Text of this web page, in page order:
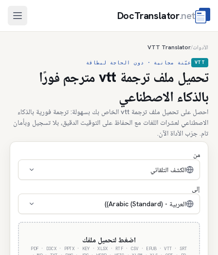
DocTranslator.net فتح
الأدوات/
VTT Translator
VTT عيّنة مجانية · دون الحاجة لبطاقة
تحميل ملف ترجمة vtt مترجم فورًا
بالذكاء الاصطناعي
احصل على تحميل ملف ترجمة vtt الخاص بك بسهولة: ترجمة فورية بالذكاء
الاصطناعي لعشرات اللغات مع الحفاظ على التوقيت الدقيق، بلا تسجيل وبأمان
تام. جرّب الأداة الآن.
من
الكشف التلقائي
إلى
العربية - (Arabic (Standard))
اضغط لتحميل ملفك
PDF · DOCX · PPTX · KEY · XLSX · RTF · CSV · EPUB · VTT · SRT